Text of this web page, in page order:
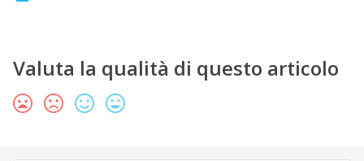
Valuta la qualità di questo articolo